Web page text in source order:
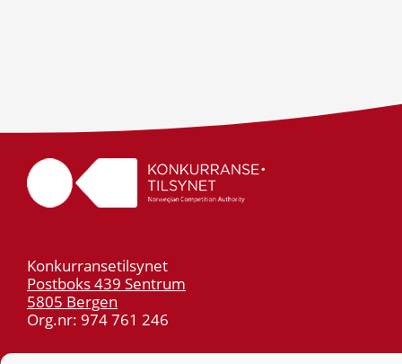
Konkurransetilsynet
Postboks 439 Sentrum
5805 Bergen
Org.nr: 974 761 246